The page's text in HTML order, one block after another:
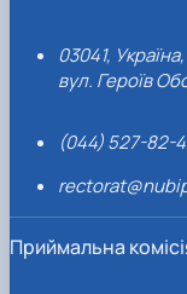
03041,
вул. Героїв
(044) 527-82-
Приймальна